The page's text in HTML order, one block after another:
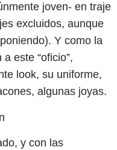
joven- en traje
excluidos, aunque
Y como la
este “oficio”,
look, su uniforme,
algunas joyas.
y con las